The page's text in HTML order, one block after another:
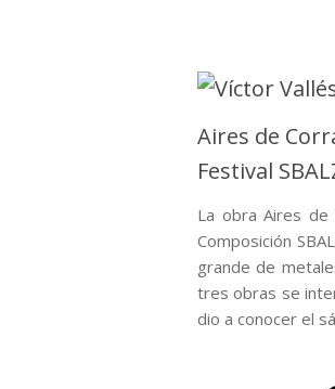
Aires de
Festival
La obra Aires de
Composición
grande de
tres obras se
dio a conocer el